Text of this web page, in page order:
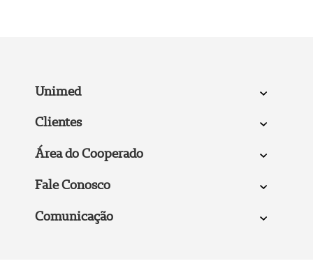
Unimed
Clientes
Área do Cooperado
Fale Conosco
Comunicação